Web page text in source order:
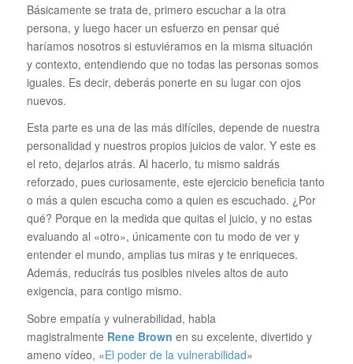
Básicamente se trata de, primero escuchar a la otra
persona, y luego hacer un esfuerzo en pensar qué
haríamos nosotros si estuviéramos en la misma situación
y contexto, entendiendo que no todas las personas somos
iguales. Es decir, deberás ponerte en su lugar con ojos
nuevos.
Esta parte es una de las más difíciles, depende de nuestra
personalidad y nuestros propios juicios de valor. Y este es
el reto, dejarlos atrás. Al hacerlo, tu mismo saldrás
reforzado, pues curiosamente, este ejercicio beneficia tanto
o más a quien escucha como a quien es escuchado. ¿Por
qué? Porque en la medida que quitas el juicio, y no estas
evaluando al «otro», únicamente con tu modo de ver y
entender el mundo, amplias tus miras y te enriqueces.
Además, reducirás tus posibles niveles altos de auto
exigencia, para contigo mismo.
Sobre empatía y vulnerabilidad, habla
magistralmente Rene Brown en su excelente, divertido y
ameno vídeo, «El poder de la vulnerabilidad»